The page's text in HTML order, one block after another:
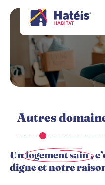
Autres
Unlogement sain,
digne et notre